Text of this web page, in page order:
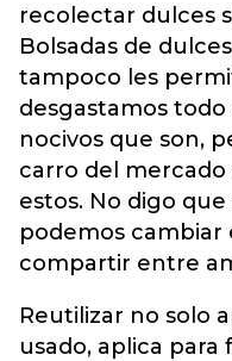
recolectar dulces
Bolsadas de
tampoco les
desgastamos
nocivos que son,
carro del mercado
estos. No digo
podemos cambiar
compartir entre
Reutilizar no solo
usado, aplica